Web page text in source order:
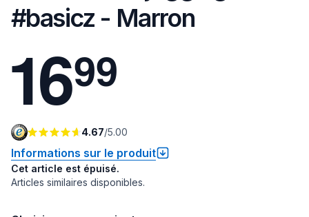
#basicz - Marron
1699
4.67/5.00
Informations sur le produit
Cet article est épuisé.
Articles similaires disponibles.